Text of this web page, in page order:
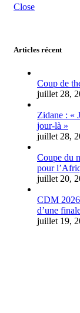
Close
Articles récent
Coup de
juillet 28,
Zidane : «
jour-là »
juillet 28,
Coupe du
pour
juillet 20,
CDM 2026
d’une
juillet 19,